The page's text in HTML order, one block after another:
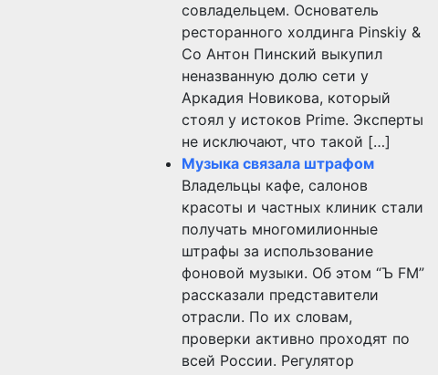
совладельцем. Основатель
ресторанного холдинга Pinskiy &
Co Антон Пинский выкупил
неназванную долю сети у
Аркадия Новикова, который
стоял у истоков Prime. Эксперты
не исключают, что такой […]
Музыка связала штрафом
Владельцы кафе, салонов
красоты и частных клиник стали
получать многомилионные
штрафы за использование
фоновой музыки. Об этом “Ъ FM”
рассказали представители
отрасли. По их словам,
проверки активно проходят по
всей России. Регулятор